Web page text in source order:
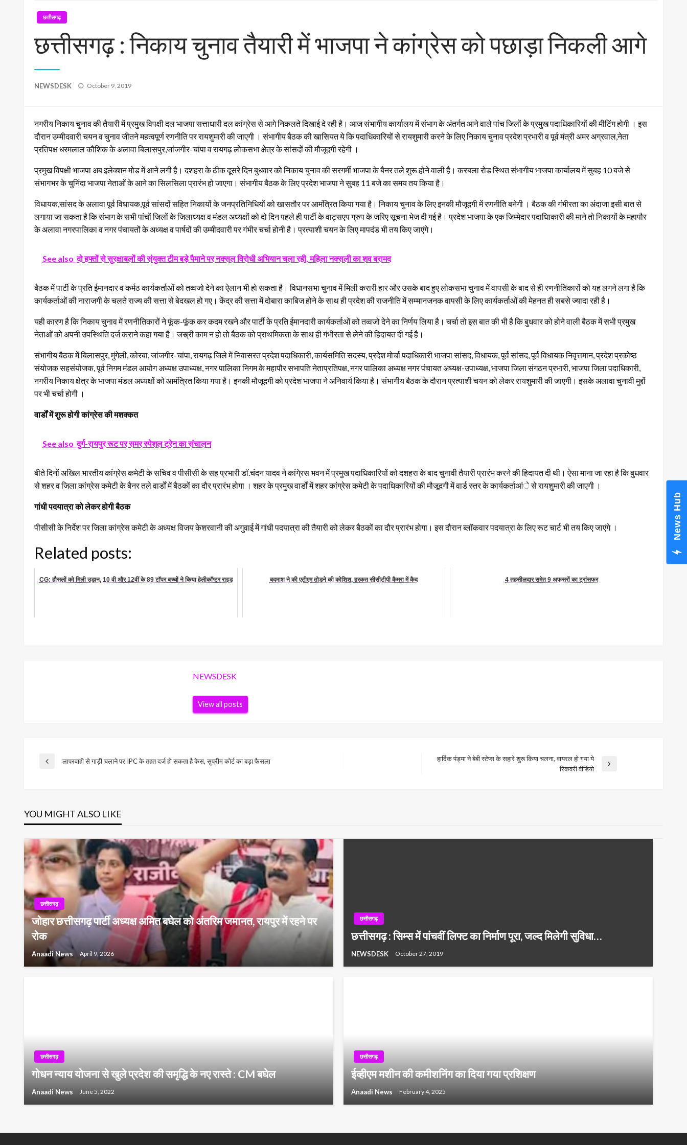
छत्तीसगढ़
छत्तीसगढ़ : निकाय चुनाव तैयारी में भाजपा ने कांग्रेस को पछाड़ा निकली आगे
NEWSDESK
Posted
October 9, 2019
नगरीय निकाय चुनाव की तैयारी में प्रमुख विपक्षी दल भाजपा सत्ताधारी दल कांग्रेस से आगे निकलते दिखाई दे रही है। आज संभागीय कार्यालय में संभाग के अंतर्गत आने वाले पांच जिलों के प्रमुख पदाधिकारियों की मीटिंग होगी । इस
दौरान उम्मीदवारी चयन व चुनाव जीतने महत्वपूर्ण रणनीति पर रायशुमारी की जाएगी । संभागीय बैठक की खासियत ये कि पदाधिकारियों से रायशुमारी करने के लिए निकाय चुनाव प्रदेश प्रभारी व पूर्व मंत्री अमर अग्रवाल,नेता
प्रतिपक्ष धरमलाल कौशिक के अलावा बिलासपुर,जांजगीर-चांपा व रायगढ़ लोकसभा क्षेत्र के सांसदों की मौजूदगी रहेगी ।
प्रमुख विपक्षी भाजपा अब इलेक्शन मोड में आने लगी है। दशहरा के ठीक दूसरे दिन बुधवार को निकाय चुनाव की सरगर्मी भाजपा के बैनर तले शुरू होने वाली है। करबला रोड स्थित संभागीय भाजपा कार्यालय में सुबह 10 बजे से
संभागभर के चुनिंदा भाजपा नेताओं के आने का सिलसिला प्रारंभ हो जाएगा। संभागीय बैठक के लिए प्रदेश भाजपा ने सुबह 11 बजे का समय तय किया है।
विधायक,सांसद के अलावा पूर्व विधायक,पूर्व सांसदों सहित निकायों के जनप्रतिनिधियों को खासतौर पर आमंत्रित किया गया है। निकाय चुनाव के लिए इनकी मौजूदगी में रणनीति बनेगी । बैठक की गंभीरता का अंदाजा इसी बात से
लगाया जा सकता है कि संभाग के सभी पांचों जिलों के जिलाध्यक्ष व मंडल अध्यक्षों को दो दिन पहले ही पार्टी के वाट्सएप ग्रुप के जरिए सूचना भेज दी गई है। प्रदेश भाजपा के एक जिम्मेदार पदाधिाकारी की माने तो निकायों के महापौर
के अलावा नगरपालिका व नगर पंचायतों के अध्यक्ष व पार्षदों की उम्मीदवारी पर गंभीर चर्चा होनी है। प्रत्याशी चयन के लिए मापदंड भी तय किए जाएंगे।
See also दो हफ्तों से सुरक्षाबलों की संयुक्त टीम बड़े पैमाने पर नक्सल विरोधी अभियान चला रही, महिला नक्सली का शव बरामद
बैठक में पार्टी के प्रति ईमानदार व कर्मठ कार्यकर्ताओं को तव्वजो देने का ऐलान भी हो सकता है। विधानसभा चुनाव में मिली करारी हार और उसके बाद हुए लोकसभा चुनाव में वापसी के बाद से ही रणनीतिकारों को यह लगने लगा है कि
कार्यकर्ताओं की नाराजगी के चलते राज्य की सत्ता से बेदखल हो गए। केंद्र की सत्ता में दोबारा काबिज होने के साथ ही प्रदेश की राजनीति में सम्मानजनक वापसी के लिए कार्यकर्ताओं की मेहनत ही सबसे ज्यादा रही है।
यही कारण है कि निकाय चुनाव में रणनीतिकारों ने फूंक-फूंक कर कदम रखने और पार्टी के प्रति ईमानदारी कार्यकर्ताओं को तव्वजो देने का निर्णय लिया है। चर्चा तो इस बात की भी है कि बुधवार को होने वाली बैठक में सभी प्रमुख
नेताओं को अपनी उपस्थिति दर्ज कराने कहा गया है। जस्र्री काम न हो तो बैठक को प्राथमिकता के साथ ही गंभीरता से लेने की हिदायत दी गई है।
संभागीय बैठक में बिलासपुर, मुंगेली, कोरबा, जांजगीर-चांपा, रायगढ़ जिले में निवासरत प्रदेश पदाधिकारी, कार्यसमिति सदस्य, प्रदेश मोर्चा पदाधिकारी भाजपा सांसद, विधायक, पूर्व सांसद, पूर्व विधायक निवृत्तमान, प्रदेश प्रकोष्ठ
संयोजक सहसंयोजक, पूर्व निगम मंडल आयोग अध्यक्ष उपाध्यक्ष, नगर पालिका निगम के महापौर सभापति नेताप्रतिपक्ष, नगर पालिका अध्यक्ष नगर पंचायत अध्यक्ष-उपाध्यक्ष, भाजपा जिला संगठन प्रभारी, भाजपा जिला पदाधिकारी,
नगरीय निकाय क्षेत्र के भाजपा मंडल अध्यक्षों को आमंत्रित किया गया है। इनकी मौजूदगी को प्रदेश भाजपा ने अनिवार्य किया है। संभागीय बैठक के दौरान प्रत्याशी चयन को लेकर रायशुमारी की जाएगी। इसके अलावा चुनावी मुद्दों
पर भी चर्चा होगी ।
वार्डों में शुरू होगी कांग्रेस की मशक्कत
See also दुर्ग-रायपुर रूट पर समर स्पेशल ट्रेन का संचालन
बीते दिनों अखिल भारतीय कांग्रेस कमेटी के सचिव व पीसीसी के सह प्रभारी डॉ.चंदन यादव ने कांगे्रस भवन में प्रमुख पदाधिकारियों को दशहरा के बाद चुनावी तैयारी प्रारंभ करने की हिदायत दी थी। ऐसा माना जा रहा है कि बुधवार
से शहर व जिला कांग्रेस कमेटी के बैनर तले वार्डों में बैठकों का दौर प्रारंभ होगा । शहर के प्रमुख वार्डों में शहर कांग्रेस कमेटी के पदाधिकारियों की मौजूदगी में वार्ड स्तर के कार्यकर्ताआंे से रायशुमारी की जाएगी ।
गांधी पदयात्रा को लेकर होगी बैठक
पीसीसी के निर्देश पर जिला कांग्रेस कमेटी के अध्यक्ष विजय केशरवानी की अगुवाई में गांधी पदयात्रा की तैयारी को लेकर बैठकों का दौर प्रारंभ होगा। इस दौरान ब्लॉकवार पदयात्रा के लिए रूट चार्ट भी तय किए जाएंगे ।
Related posts:
CG: हौसलों को मिली उड़ान, 10 वी और 12वीं के 89 टॉपर बच्चों ने किया हेलीकॉप्टर राइड बदमाश ने की एटीएम तोड़ने की कोशिश, हरकत सीसीटीपी कैमरा में कैद 4 तहसीलदार समेत 9 अफसरों का ट्रांसफर
NEWSDESK
View all posts
Post
Previous
लापरवाही से गाड़ी चलाने पर IPC के तहत दर्ज हो सकता है केस, सुप्रीम कोर्ट का बड़ा फैसला
हार्दिक पंड्या ने बेबी स्‍टेप्‍स के सहारे शुरू किया चलना, वायरल हो गया ये
रिकवरी वीडियो
YOU MIGHT ALSO LIKE
छत्तीसगढ़
जोहार छत्तीसगढ़ पार्टी अध्यक्ष अमित बघेल को अंतरिम जमानत, रायपुर में रहने पर
रोक
Anaadi News April 9, 2026
छत्तीसगढ़
छत्तीसगढ़ : सिम्स में पांचवीं लिफ्ट का निर्माण पूरा, जल्द मिलेगी सुविधा…
NEWSDESK October 27, 2019
छत्तीसगढ़
गोधन न्याय योजना से खुले प्रदेश की समृद्धि के नए रास्ते : CM बघेल
Anaadi News June 5, 2022
छत्तीसगढ़
ईव्हीएम मशीन की कमीशनिंग का दिया गया प्रशिक्षण
Anaadi News February 4, 2025
News Hub